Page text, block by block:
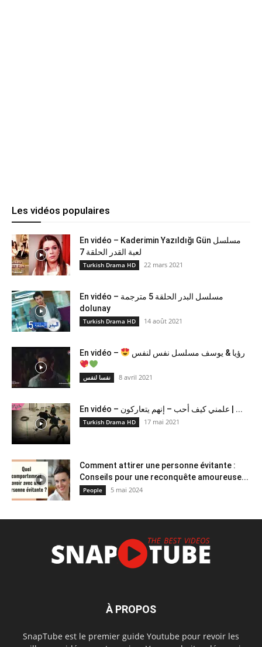
Les vidéos populaires
En vidéo – Kaderimin Yazıldığı Gün مسلسل
لعبة القدر الحلقة 7
Turkish Drama HD 22 mars 2021
En vidéo – مسلسل البدر الحلقة 5 مترجمة
dolunay
Turkish Drama HD 14 août 2021
En vidéo – رؤيا & يوسف مسلسل نفس لنفس
نفسا لنفس 8 avril 2021
En vidéo – علمني كيف أحب – إنهم يتعاركون ​| ...
Turkish Drama HD 17 mai 2021
Comment attirer une personne évitante :
Conseils pour une reconquête amoureuse...
People 5 mai 2024
À PROPOS
SnapTube est le premier guide Youtube pour revoir les